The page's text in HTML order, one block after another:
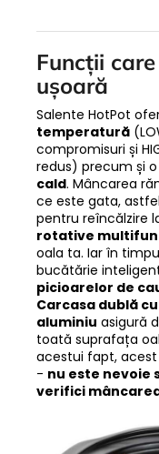
Funcții
ușoară
Salente HotPot
temperatură
compromisuri și
redus) precum și
cald. Mâncarea
ce este gata,
pentru reîncălzire
rotative
oala ta. Iar în
bucătărie
picioarelor de
Carcasa dublă
aluminiu asigură
toată suprafața
acestui fapt,
- nu este nevoie
verifici